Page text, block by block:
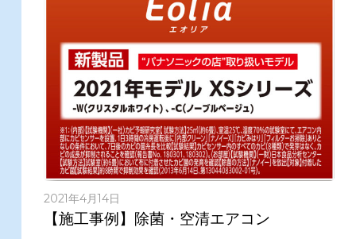
2021年4月14日
【施工事例】除菌・空清エアコン